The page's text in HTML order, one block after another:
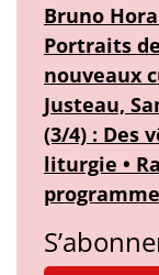
Bruno
Portraits
nouveaux
Justeau,
(3/4) : Des
liturgie •